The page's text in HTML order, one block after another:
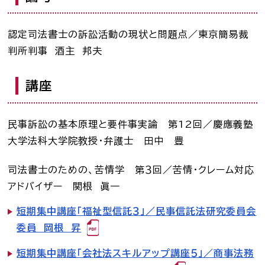
文字サイズ
認定司法書士の訴訟活動の現状と問題点／東京簡易裁
判所判事 酒主 邦夫
講座
民事訴訟の基本原理と要件事実論 第12回／慶應義塾
大学法科大学院教授・弁護士 田中 豊
司法書士のための、苦情学 第３回／苦情・クレーム対応
アドバイザー 関根 眞一
短期集中講座「福祉型信託３」／民事信託法研究委員会
委員 岡根 昇
短期集中講座「会社法スキルアップ講座５」／商事法務